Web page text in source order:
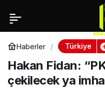
Haberler Türkiye
Hakan Fidan:
çekilecek ya
Hakan Fidan:
“PKK/YPG’li gruplar ya
çekilecek ya imha